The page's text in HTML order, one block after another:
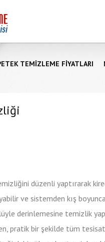
TEMIZLEME FIYATLARI
düzenli yaptırarak
ve sistemden kış
derinlemesine temizlik
pratik bir şekilde tüm